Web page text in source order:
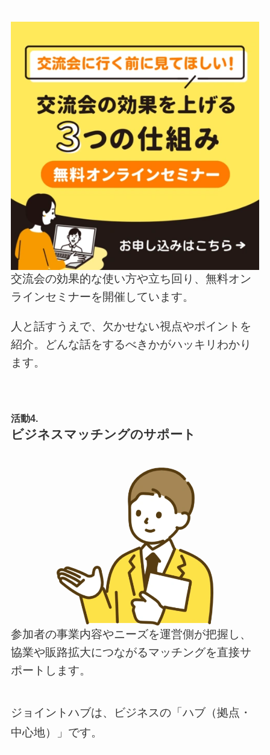
交流会の効果的な使い方や立ち回り、無料オン
ラインセミナーを開催しています。
人と話すうえで、欠かせない視点やポイントを
紹介。どんな話をするべきかがハッキリわかり
ます。
活動4.
ビジネスマッチングのサポート
参加者の事業内容やニーズを運営側が把握し、
協業や販路拡大につながるマッチングを直接サ
ポートします。
ジョイントハブは、ビジネスの「ハブ（拠点・
中心地）」です。